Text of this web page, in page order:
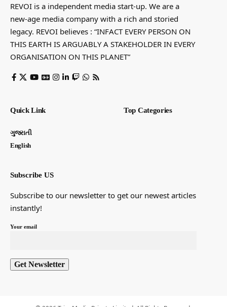
REVOI is a independent media start-up. We are a
new-age media company with a rich and storied
legacy. REVOI believes : “INFACT EVERY PERSON ON
THIS EARTH IS ARGUABLY A STAKEHOLDER IN EVERY
ORGANISATION ON THIS PLANET”
Quick Link
ગુજરાતી
English
Top Categories
Subscribe US
Subscribe to our newsletter to get our newest articles
instantly!
Your email